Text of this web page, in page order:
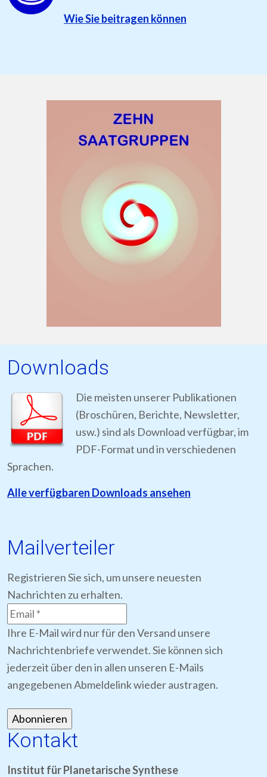
Wie Sie beitragen können
Downloads
Die meisten unserer Publikationen
(Broschüren, Berichte, Newsletter,
usw.) sind als Download verfügbar, im
PDF-Format und in verschiedenen
Sprachen.
Alle verfügbaren Downloads ansehen
Mailverteiler
Registrieren Sie sich, um unsere neuesten
Nachrichten zu erhalten.
Ihre E-Mail wird nur für den Versand unsere
Nachrichtenbriefe verwendet. Sie können sich
jederzeit über den in allen unseren E-Mails
angegebenen Abmeldelink wieder austragen.
Kontakt
Institut für Planetarische Synthese